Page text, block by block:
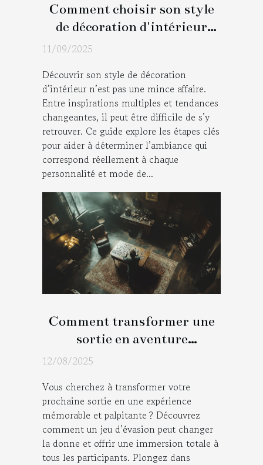
Comment choisir son style
de décoration d'intérieur
11/09/2025
Découvrir son style de décoration
d’intérieur n’est pas une mince affaire.
Entre inspirations multiples et tendances
changeantes, il peut être difficile de s’y
retrouver. Ce guide explore les étapes clés
pour aider à déterminer l’ambiance qui
correspond réellement à chaque
personnalité et mode de...
Comment transformer une
sortie en aventure
immersive avec un jeu
12/08/2025
Vous cherchez à transformer votre
prochaine sortie en une expérience
mémorable et palpitante ? Découvrez
comment un jeu d’évasion peut changer
la donne et offrir une immersion totale à
tous les participants. Plongez dans